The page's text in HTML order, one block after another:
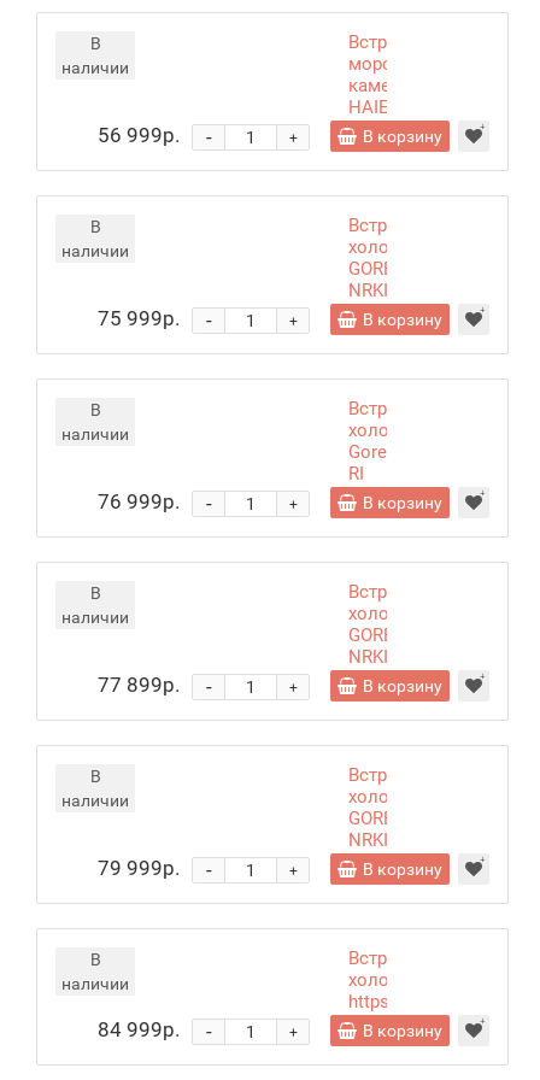
В
наличии
Встраиваемая
морозильная
камера
HAIER
HUF90RU
56 999р. +
- В корзину
В
наличии
Встраиваемый
холодильник
GORENJE
NRKI
517141
75 999р. +
- В корзину
В
наличии
Встраиваемый
холодильник
Gorenje
RI
517E41WF
76 999р. +
- В корзину
В
наличии
Встраиваемый
холодильник
GORENJE
NRKI
517142
77 899р. +
- В корзину
В
наличии
Встраиваемый
холодильник
GORENJE
NRKI
519141
79 999р. +
- В корзину
В
наличии
Встраиваемый
холодильник
https://c.dns-
shop.ru/thumb/st1/fit/
84 999р. +
- В корзину